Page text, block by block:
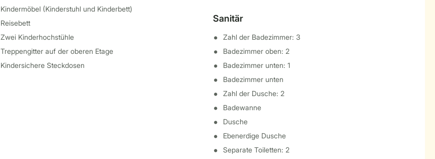
Kindermöbel (Kinderstuhl und Kinderbett)
Reisebett
Zwei Kinderhochstühle
Treppengitter auf der oberen Etage
Kindersichere Steckdosen
Sanitär
Zahl der Badezimmer: 3
Badezimmer oben: 2
Badezimmer unten: 1
Badezimmer unten
Zahl der Dusche: 2
Badewanne
Dusche
Ebenerdige Dusche
Separate Toiletten: 2